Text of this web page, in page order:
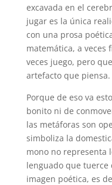
excavada en el
jugar es la única
con una prosa
matemática, a veces
veces juego, pero
artefacto que piensa.
Porque de eso va
bonito ni de
las metáforas son
simboliza la
mono no representa
lenguado que tuerce
imagen poética, es